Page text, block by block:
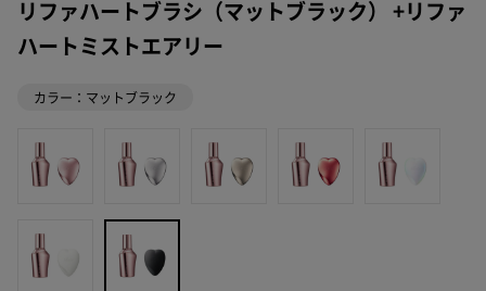
リファハートブラシ（マットブラック） +リファ
ハートミストエアリー
カラー：マットブラック